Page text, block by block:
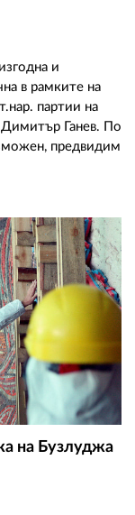
и
в рамките на
партии на
Димитър Ганев. По
предвидим
на Бузлуджа